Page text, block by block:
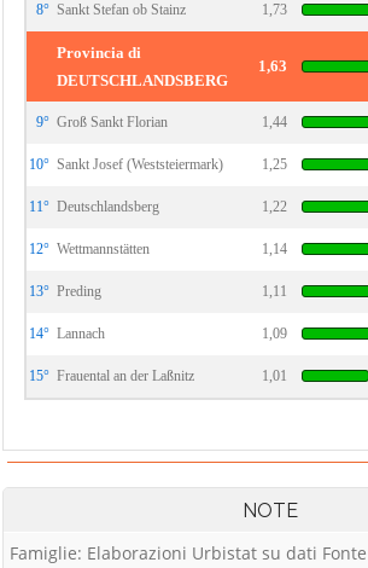
8° Sankt Stefan ob Stainz 1,73
Provincia di
DEUTSCHLANDSBERG
1,63
9° Groß Sankt Florian 1,44
10° Sankt Josef (Weststeiermark) 1,25
11° Deutschlandsberg 1,22
12° Wettmannstätten 1,14
13° Preding 1,11
14° Lannach 1,09
15° Frauental an der Laßnitz 1,01
NOTE
Famiglie: Elaborazioni Urbistat su dati